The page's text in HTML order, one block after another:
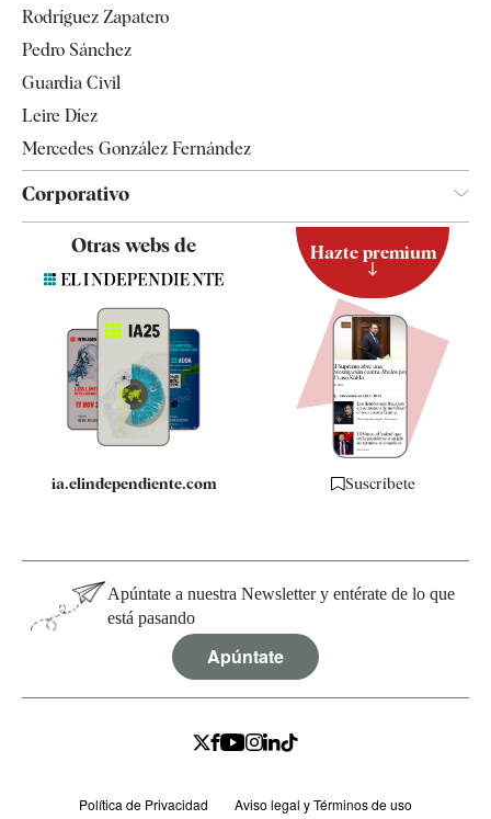
Televisión
Rodríguez Zapatero
Pedro Sánchez
Guardia Civil
Leire Díez
Mercedes González Fernández
Corporativo
Quiénes somos
Especificaciones
Otras webs de
ia.elindependiente.com
Hazte premium
Suscríbete
Apúntate a nuestra Newsletter y entérate de lo que
está pasando
Apúntate
Política de Privacidad Aviso legal y Términos de uso